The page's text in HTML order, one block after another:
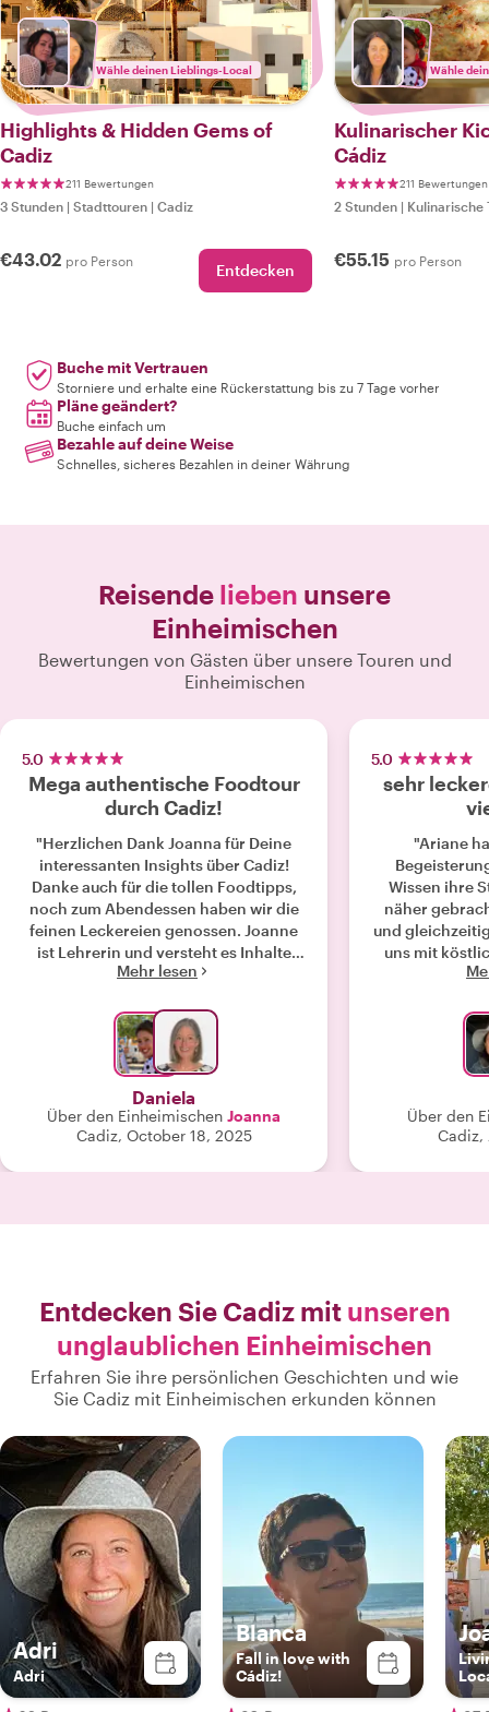
Wähle deinen Lieblings-Local
Highlights & Hidden Gems of
Cadiz
211 Bewertungen
3 Stunden | Stadttouren | Cadiz
€43.02 pro Person Entdecken
Wähle
Kulinarischer
Cádiz
211 Bewertungen
2 Stunden | Kulinarische
€55.15 pro Person
Buche mit Vertrauen
Storniere und erhalte eine Rückerstattung bis zu 7 Tage vorher
Pläne geändert?
Buche einfach um
Bezahle auf deine Weise
Schnelles, sicheres Bezahlen in deiner Währung
Reisende lieben unsere
Einheimischen
Bewertungen von Gästen über unsere Touren und
Einheimischen
5.0
Mega authentische Foodtour
durch Cadiz!
"Herzlichen Dank Joanna für Deine
interessanten Insights über Cadiz!
Danke auch für die tollen Foodtipps,
noch zum Abendessen haben wir die
feinen Leckereien genossen. Joanne
ist Lehrerin und versteht es Inhalte
interessant und spannend zu
an Euch alle empfehlen!"
Mehr lesen
Daniela
Über den Einheimischen Joanna
Cadiz, October 18, 2025
5.0
sehr
"Ariane
Wissen ihre
näher
und
uns mit
besser hätte
als
Über den
Cadiz,
Entdecken Sie Cadiz mit unseren
unglaublichen Einheimischen
Erfahren Sie ihre persönlichen Geschichten und wie
Sie Cadiz mit Einheimischen erkunden können
Adri
Adri
Blanca
Fall in love with
Cádiz!